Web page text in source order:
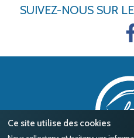
Ce site utilise des cookies
SUIVEZ-NOUS SUR